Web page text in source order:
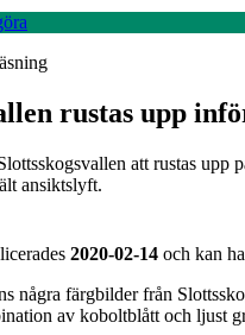
rustas upp
att rustas upp
ansiktslyft.
2020-02-14 och kan
några färgbilder från
av koboltblått och ljust